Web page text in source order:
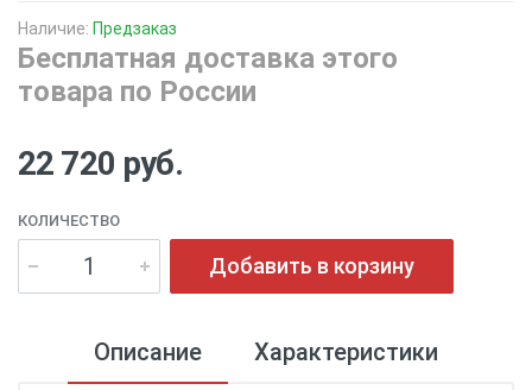
Наличие: Предзаказ
Бесплатная доставка этого
товара по России
22 720 руб.
КОЛИЧЕСТВО
Добавить в корзину
Описание Характеристики